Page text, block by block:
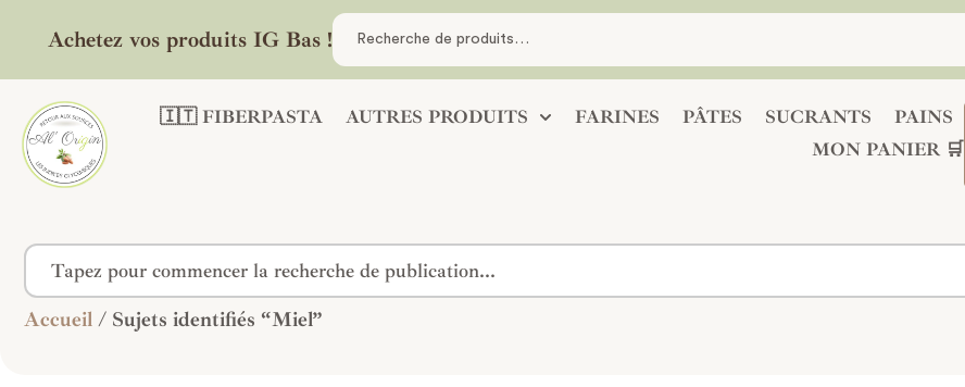
Achetez vos produits IG Bas !
🇮🇹 FIBERPASTA AUTRES PRODUITS FARINES PÂTES SUCRANTS
PAINS
MON PANIER 🛒
Accueil / Sujets identifiés “Miel”